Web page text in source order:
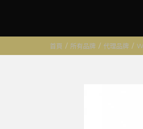
首頁 / 所有品牌 / 代理品牌 /